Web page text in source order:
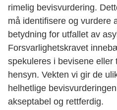
rimelig bevisvurdering.
må identifisere og vurdere
betydning for utfallet av
Forsvarlighetskravet
spekuleres i bevisene eller
hensyn. Vekten vi gir de
helhetlige
akseptabel og rettferdig.